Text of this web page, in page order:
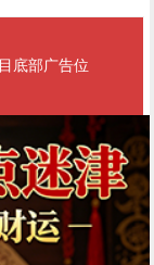
底部广告位